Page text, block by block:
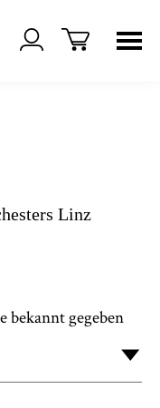
Linz
gegeben